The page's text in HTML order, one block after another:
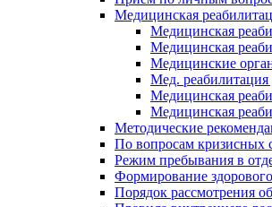
Медицинская
Медицинская
Медицинская
Медицинские
Мед. реабилитация
Медицинская
Медицинская
Методические
По вопросам кризисных
Режим пребывания в
Формирование
Порядок рассмотрения